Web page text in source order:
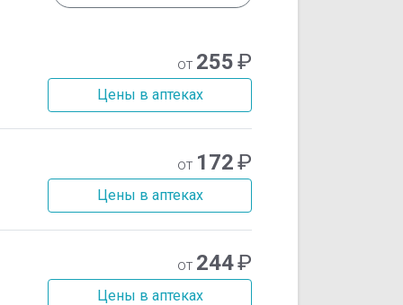
от 255₽
Цены в аптеках
от 172₽
Цены в аптеках
от 244₽
Цены в аптеках